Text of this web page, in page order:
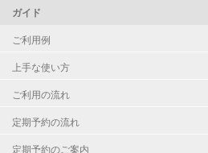
ガイド
ご利用例
上手な使い方
ご利用の流れ
定期予約の流れ
定期予約のご案内